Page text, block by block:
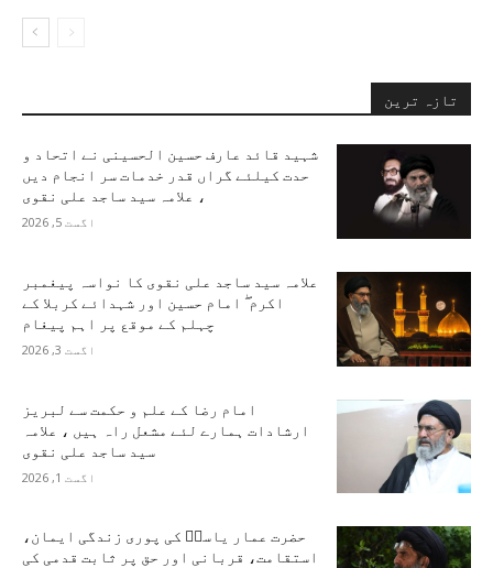
تازہ ترین
شہید قائد عارف حسین الحسینی نے اتحاد و
حدت کیلئے گراں قدر خدمات سر انجام دیں
، علامہ سید ساجد علی نقوی
اگست 5, 2026
علامہ سید ساجد علی نقوی کا نواسہ پیغمبر
اکرم ۖ امام حسین اور شہدائے کربلا کے
چہلم کے موقع پر اہم پیغام
اگست 3, 2026
امام رضا کے علم و حکمت سے لبریز
ارشادات ہمارے لئے مشعل راہ ہیں ، علامہ
سید ساجد علی نقوی
اگست 1, 2026
حضرت عمار یاسرؑ کی پوری زندگی ایمان،
استقامت، قربانی اور حق پر ثابت قدمی کی